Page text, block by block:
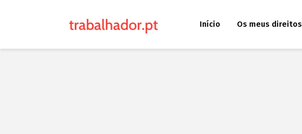
Início Os meus direitos